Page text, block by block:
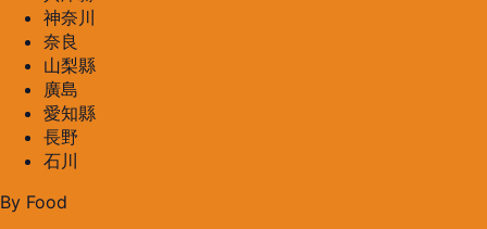
神奈川
奈良
山梨縣
廣島
愛知縣
長野
石川
By Food